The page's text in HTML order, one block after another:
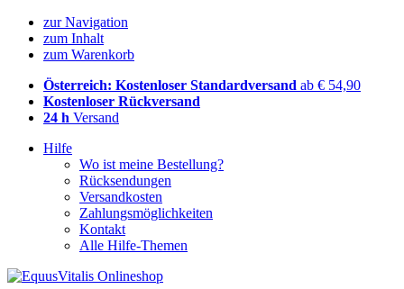
zur Navigation
zum Inhalt
zum Warenkorb
Österreich: Kostenloser Standardversand ab € 54,90
Kostenloser Rückversand
24 h Versand
Hilfe
Wo ist meine Bestellung?
Rücksendungen
Versandkosten
Zahlungsmöglichkeiten
Kontakt
Alle Hilfe-Themen